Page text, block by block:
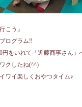
こう』
ログラム‼︎
円をいれて「近藤商事さん」
クしたね(^^)
ワイ楽しくおやつタイム♪